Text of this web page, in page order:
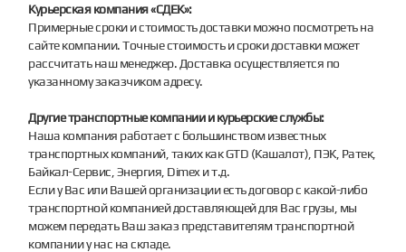
Курьерская компания «СДЕК»:
Примерные сроки и стоимость доставки можно посмотреть на
сайте компании. Точные стоимость и сроки доставки может
рассчитать наш менеджер. Доставка осуществляется по
указанному заказчиком адресу.
Другие транспортные компании и курьерские службы:
Наша компания работает с большинством известных
транспортных компаний, таких как GTD (Кашалот), ПЭК, Ратек,
Байкал-Сервис, Энергия, Dimex и т.д.
Если у Вас или Вашей организации есть договор с какой-либо
транспортной компанией доставляющей для Вас грузы, мы
можем передать Ваш заказ представителям транспортной
компании у нас на складе.